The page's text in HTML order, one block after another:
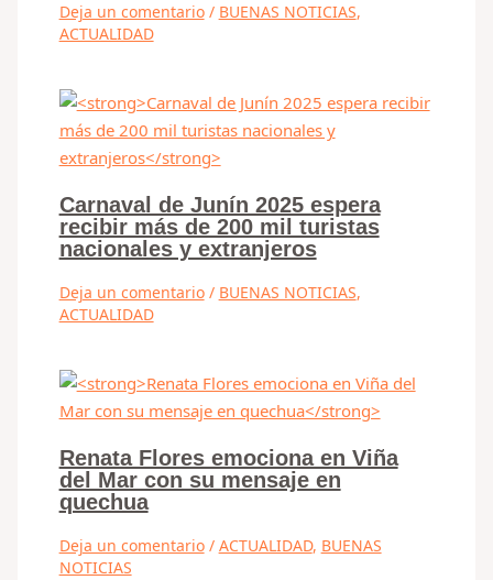
Deja un comentario / BUENAS NOTICIAS,
ACTUALIDAD
Carnaval de Junín 2025 espera
recibir más de 200 mil turistas
nacionales y extranjeros
Deja un comentario / BUENAS NOTICIAS,
ACTUALIDAD
Renata Flores emociona en Viña
del Mar con su mensaje en
quechua
Deja un comentario / ACTUALIDAD, BUENAS
NOTICIAS